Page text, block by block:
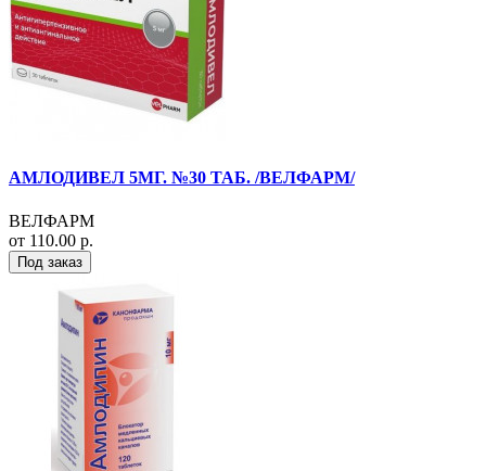
АМЛОДИВЕЛ 5МГ. №30 ТАБ. /ВЕЛФАРМ/
ВЕЛФАРМ
от 110.00 р.
Под заказ